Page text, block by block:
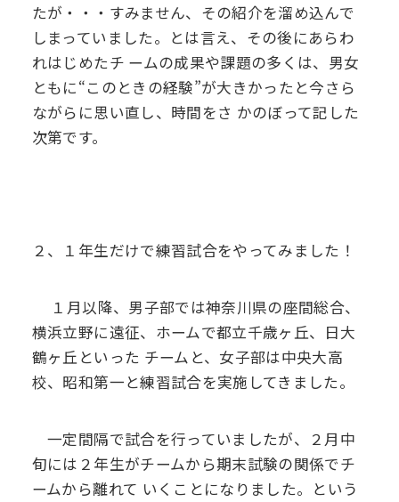
たが・・・すみません、その紹介を溜め込んで
しまっていました。とは言え、その後にあらわ
れはじめたチ ームの成果や課題の多くは、男女
ともに“このときの経験”が大きかったと今さら
ながらに思い直し、時間をさ かのぼって記した
次第です。
２、１年生だけで練習試合をやってみました！
１月以降、男子部では神奈川県の座間総合、
横浜立野に遠征、ホームで都立千歳ヶ丘、日大
鶴ヶ丘といった チームと、女子部は中央大高
校、昭和第一と練習試合を実施してきました。
一定間隔で試合を行っていましたが、２月中
旬には２年生がチームから期末試験の関係でチ
ームから離れて いくことになりました。という